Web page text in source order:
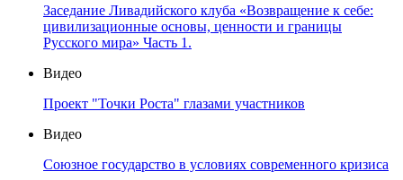
Заседание Ливадийского клуба «Возвращение к себе:
цивилизационные основы, ценности и границы
Русского мира» Часть 1.
Видео
Проект "Точки Роста" глазами участников
Видео
Союзное государство в условиях современного кризиса